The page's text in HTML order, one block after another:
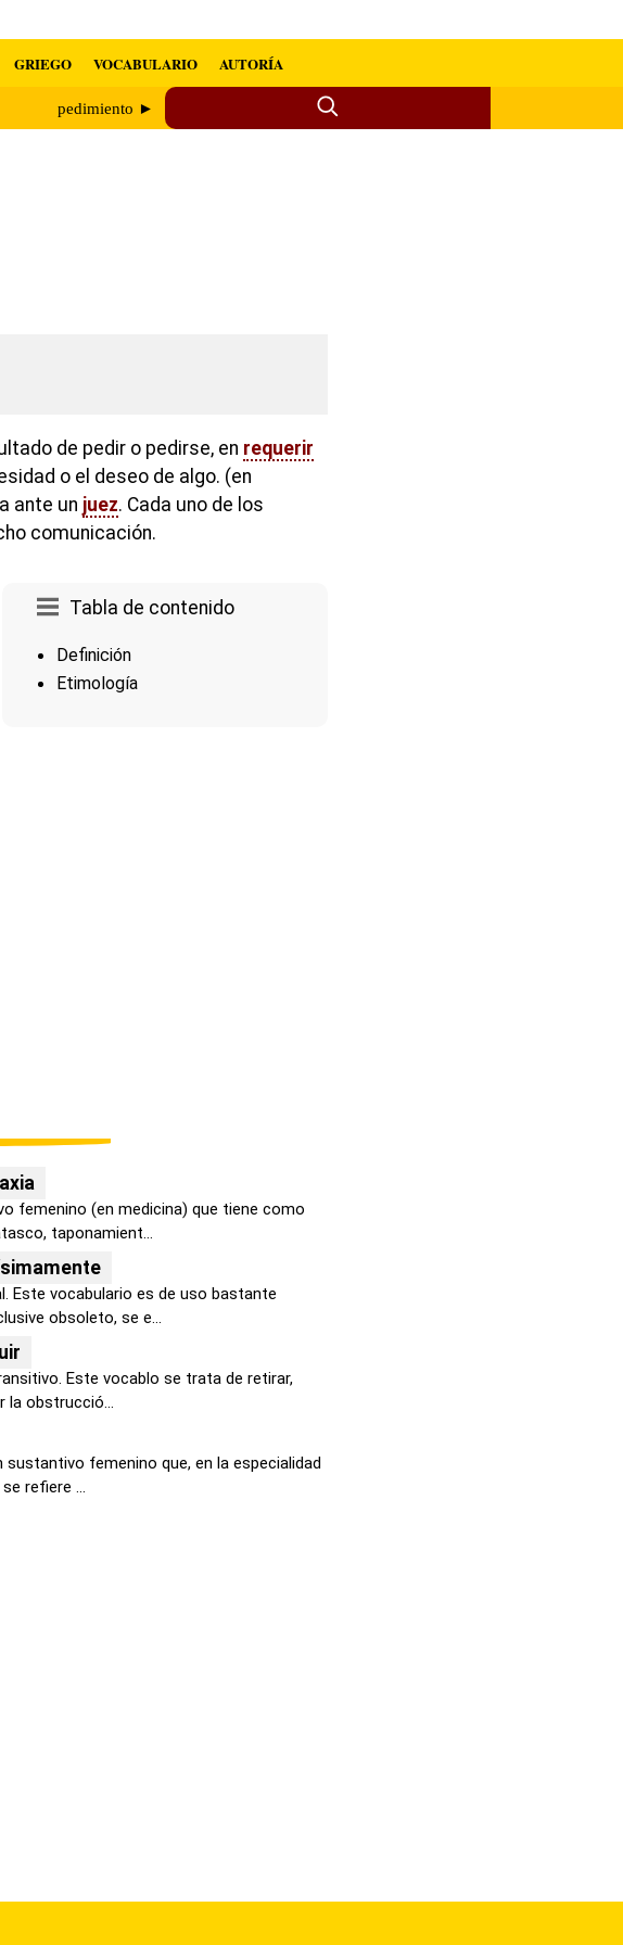
GRIEGO VOCABULARIO AUTORÍA
pedimiento ►
de pedir o pedirse, en requerir
o el deseo de algo. (en
ante un juez. Cada uno de los
comunicación.
Tabla de contenido
Definición
Etimología
femenino (en medicina) que tiene como
taponamient...
Este vocabulario es de uso bastante
obsoleto, se e...
Este vocablo se trata de retirar,
la obstrucció...
sustantivo femenino que, en la especialidad
refiere ...